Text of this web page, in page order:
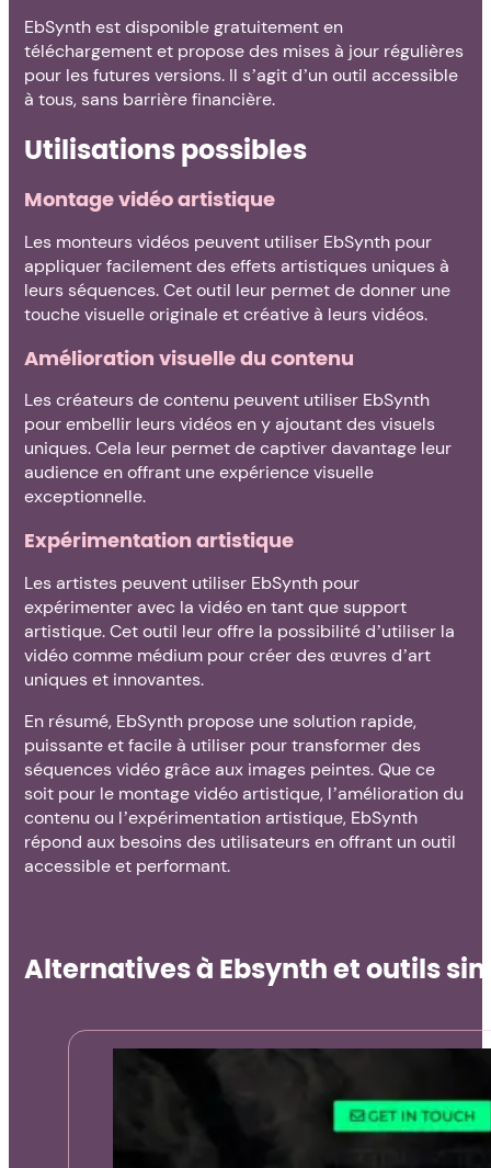
EbSynth est disponible gratuitement en
téléchargement et propose des mises à jour régulières
pour les futures versions. Il s’agit d’un outil accessible
à tous, sans barrière financière.
Utilisations possibles
Montage vidéo artistique
Les monteurs vidéos peuvent utiliser EbSynth pour
appliquer facilement des effets artistiques uniques à
leurs séquences. Cet outil leur permet de donner une
touche visuelle originale et créative à leurs vidéos.
Amélioration visuelle du contenu
Les créateurs de contenu peuvent utiliser EbSynth
pour embellir leurs vidéos en y ajoutant des visuels
uniques. Cela leur permet de captiver davantage leur
audience en offrant une expérience visuelle
exceptionnelle.
Expérimentation artistique
Les artistes peuvent utiliser EbSynth pour
expérimenter avec la vidéo en tant que support
artistique. Cet outil leur offre la possibilité d’utiliser la
vidéo comme médium pour créer des œuvres d’art
uniques et innovantes.
En résumé, EbSynth propose une solution rapide,
puissante et facile à utiliser pour transformer des
séquences vidéo grâce aux images peintes. Que ce
soit pour le montage vidéo artistique, l’amélioration du
contenu ou l’expérimentation artistique, EbSynth
répond aux besoins des utilisateurs en offrant un outil
accessible et performant.
Alternatives à Ebsynth et outils